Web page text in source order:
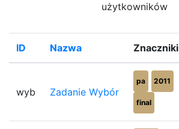
użytkowników
ID Nazwa Znaczniki
wyb Zadanie Wybór
pa 2011
final